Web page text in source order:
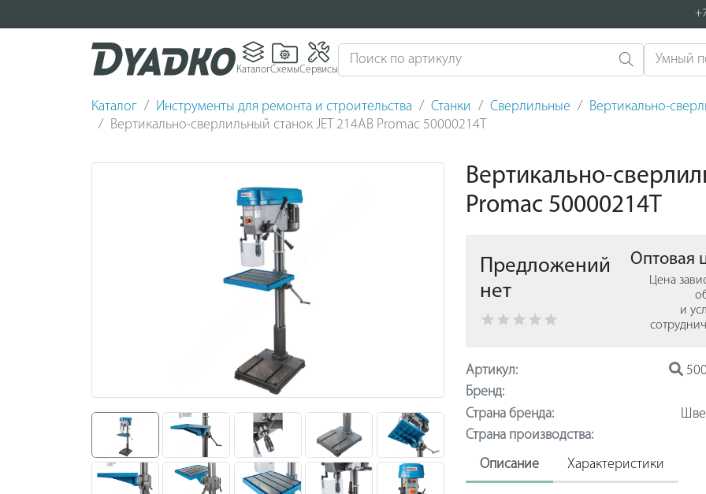
КаталогСхемыСервисы
Каталог Инструменты для ремонта и строительства Станки Сверлильные
Вертикально-
Вертикально-сверлильный станок JET 214AB Promac 50000214T
Вертикально-
Promac 50000214T
Предложений
нет
Оптовая
Цена
и
Артикул:
Бренд:
Страна бренда:
Страна производства:
Описание Характеристики